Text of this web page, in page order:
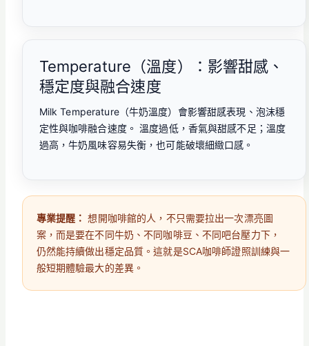
Temperature（溫度）：影響甜感、
穩定度與融合速度
Milk Temperature（牛奶溫度）會影響甜感表現、泡沫穩
定性與咖啡融合速度。 溫度過低，香氣與甜感不足；溫度
過高，牛奶風味容易失衡，也可能破壞細緻口感。
專業提醒： 想開咖啡館的人，不只需要拉出一次漂亮圖
案，而是要在不同牛奶、不同咖啡豆、不同吧台壓力下，
仍然能持續做出穩定品質。這就是SCA咖啡師證照訓練與一
般短期體驗最大的差異。